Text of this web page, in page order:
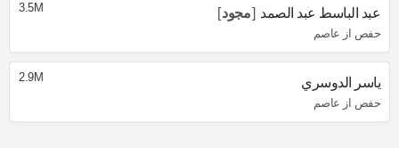
عبد الباسط عبد الصمد مجود
حفص از عاصم
3.5M
ياسر الدوسري
حفص از عاصم
2.9M